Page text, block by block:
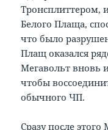
Тронсплиттером,
Белого Плаща,
что было
Плащ оказался
Мегавольт вновь
чтобы
обычного ЧП.
Сразу после